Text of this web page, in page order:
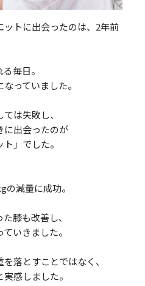
トに出会ったのは、2年前
毎日。
っていました。
は失敗し、
に出会ったのが
」でした。
減量に成功。
膝も改善し、
いきました。
落とすことではなく、
感しました。